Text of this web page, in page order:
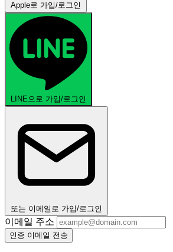
Apple로 가입/로그인
LINE으로 가입/로그인
또는 이메일로 가입/로그인
이메일 주소
인증 이메일 전송